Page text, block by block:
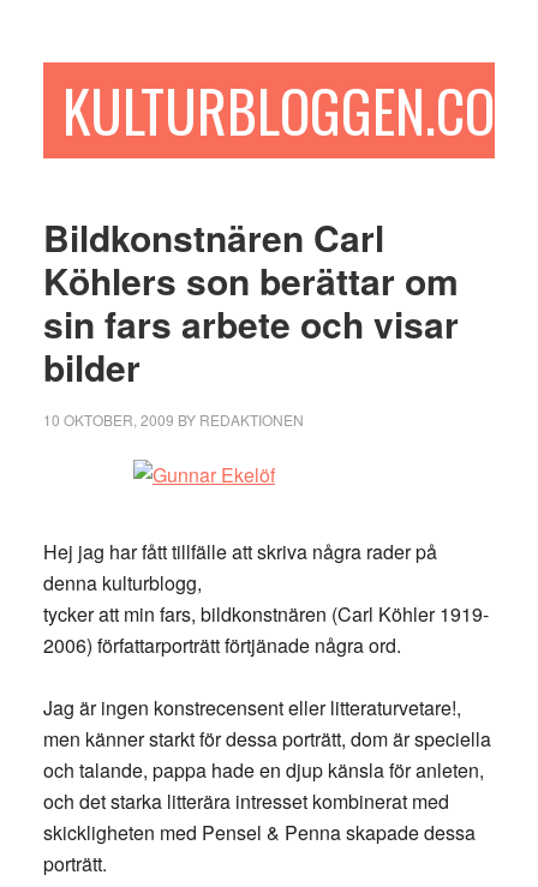
sidofältetKULTURBLOGGEN.COM
Bildkonstnären Carl
Köhlers son berättar om
sin fars arbete och visar
bilder
10 OKTOBER, 2009 BY REDAKTIONEN
Hej jag har fått tillfälle att skriva några rader på
denna kulturblogg,
tycker att min fars, bildkonstnären (Carl Köhler 1919-
2006) författarporträtt förtjänade några ord.
Jag är ingen konstrecensent eller litteraturvetare!,
men känner starkt för dessa porträtt, dom är speciella
och talande, pappa hade en djup känsla för anleten,
och det starka litterära intresset kombinerat med
skickligheten med Pensel & Penna skapade dessa
porträtt.